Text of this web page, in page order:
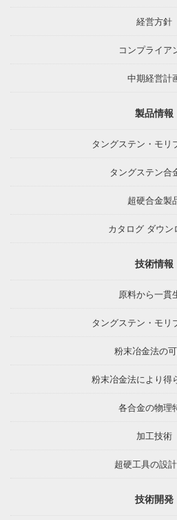
経営方針
コンプライア
中期経営計
製品情報
タングステン・モリ
タングステン合
超硬合金製
カタログ ダウン
技術情報
原料から一貫
タングステン・モリ
粉末冶金法の
粉末冶金法により得
各合金の物理
加工技術
超硬工具の設
技術開発